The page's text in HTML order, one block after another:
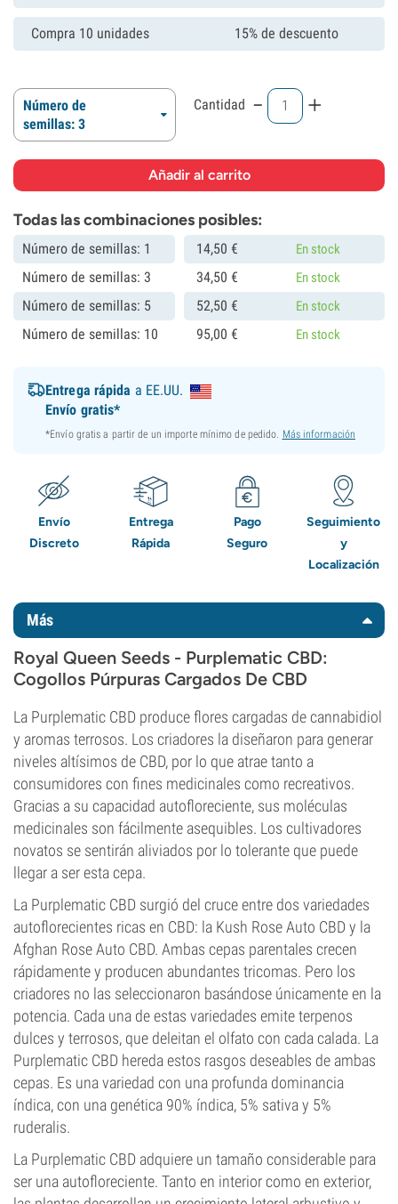
Compra 10 unidades 15% de descuento
Número de
semillas: 3
Cantidad - +
Todas las combinaciones posibles:
Número de semillas: 1 14,50 € En stock
Número de semillas: 3 34,50 € En stock
Número de semillas: 5 52,50 € En stock
Número de semillas: 10 95,00 € En stock
Entrega rápida a EE.UU.
Envío gratis*
*Envío gratis a partir de un importe mínimo de pedido. Más información
Envío
Discreto
Entrega
Rápida
Pago
Seguro
Seguimiento
y
Localización
Más
Royal Queen Seeds - Purplematic CBD:
Cogollos Púrpuras Cargados De CBD
La Purplematic CBD produce flores cargadas de cannabidiol
y aromas terrosos. Los criadores la diseñaron para generar
niveles altísimos de CBD, por lo que atrae tanto a
consumidores con fines medicinales como recreativos.
Gracias a su capacidad autofloreciente, sus moléculas
medicinales son fácilmente asequibles. Los cultivadores
novatos se sentirán aliviados por lo tolerante que puede
llegar a ser esta cepa.
La Purplematic CBD surgió del cruce entre dos variedades
autoflorecientes ricas en CBD: la Kush Rose Auto CBD y la
Afghan Rose Auto CBD. Ambas cepas parentales crecen
rápidamente y producen abundantes tricomas. Pero los
criadores no las seleccionaron basándose únicamente en la
potencia. Cada una de estas variedades emite terpenos
dulces y terrosos, que deleitan el olfato con cada calada. La
Purplematic CBD hereda estos rasgos deseables de ambas
cepas. Es una variedad con una profunda dominancia
índica, con una genética 90% índica, 5% sativa y 5%
ruderalis.
La Purplematic CBD adquiere un tamaño considerable para
ser una autofloreciente. Tanto en interior como en exterior,